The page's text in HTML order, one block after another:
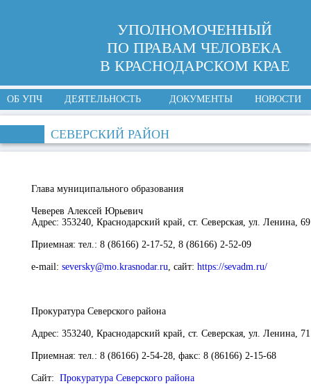
УПОЛНОМОЧЕННЫЙ
ПО ПРАВАМ ЧЕЛОВЕКА
В КРАСНОДАРСКОМ КРАЕ
ОБ УПЧ ДЕЯТЕЛЬНОСТЬ ДОКУМЕНТЫ НОВОСТИ
СЕВЕРСКИЙ РАЙОН
Глава муниципального образования
Чеверев Алексей Юрьевич
Адрес: 353240, Краснодарский край, ст. Северская, ул. Ленина, 69
Приемная: тел.: 8 (86166) 2-17-52, 8 (86166) 2-52-09
e-mail: seversky@mo.krasnodar.ru, сайт: https://sevadm.ru/
Прокуратура Северского района
Адрес: 353240, Краснодарский край, ст. Северская, ул. Ленина, 71
Приемная: тел.: 8 (86166) 2-54-28, факс: 8 (86166) 2-15-68
Сайт: Прокуратура Северского района